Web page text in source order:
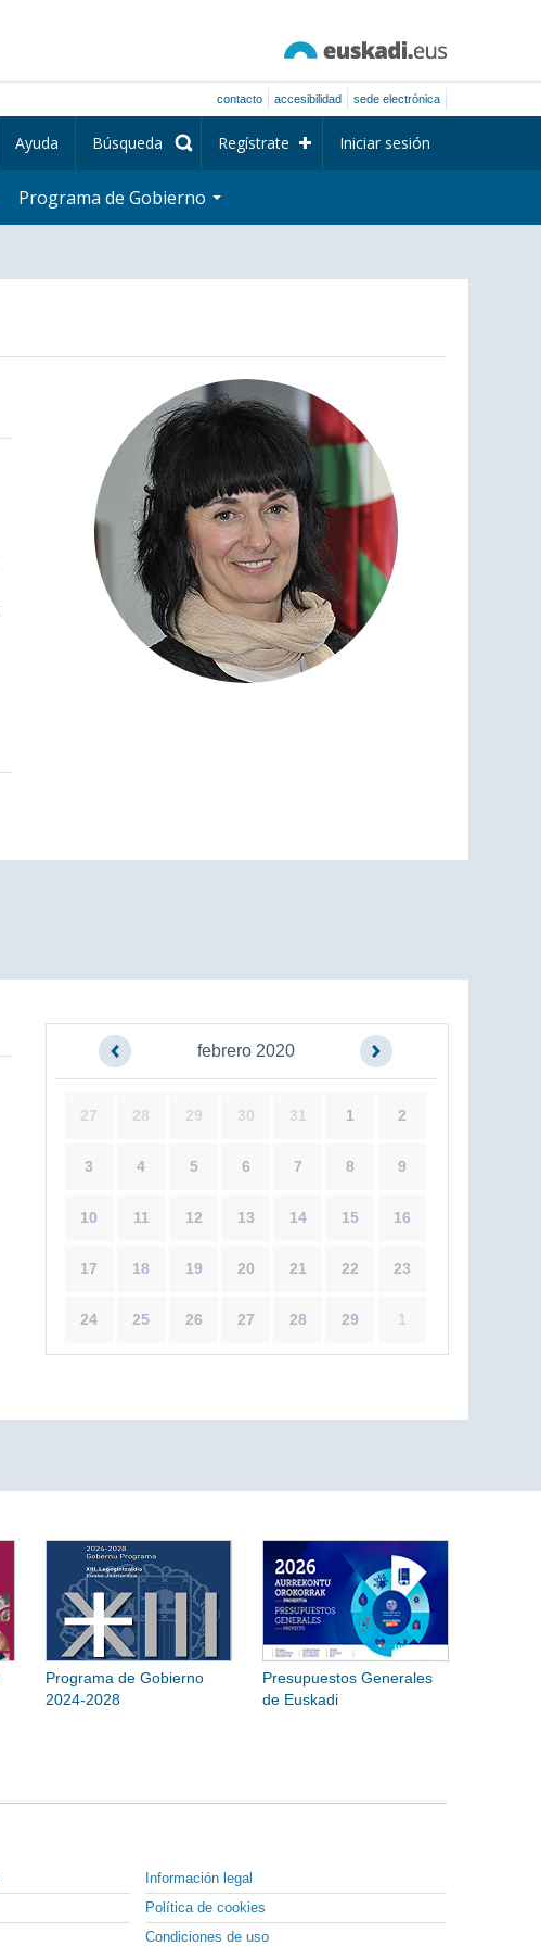
contacto accesibilidad sede electrónica
Ayuda Búsqueda Regístrate Iniciar sesión
Programa de Gobierno
febrero 2020
27 28 29 30 31 1 2
3 4 5 6 7 8 9
10 11 12 13 14 15 16
17 18 19 20 21 22 23
24 25 26 27 28 29 1
Programa de Gobierno
2024-2028
Presupuestos Generales
de Euskadi
Información legal
Política de cookies
Condiciones de uso